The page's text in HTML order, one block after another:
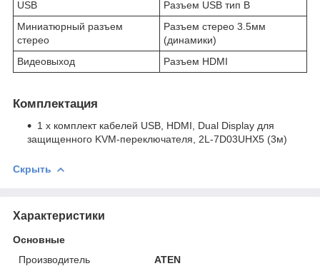
USB
Разъем USB тип В
Миниатюрный разъем
стерео
Разъем стерео 3.5мм
(динамики)
Видеовыход
Разъем HDMI
Комплектация
1 x комплект кабелей USB, HDMI, Dual Display для
защищенного KVM-переключателя, 2L-7D03UHX5 (3м)
Скрыть
Характеристики
Основные
Производитель
ATEN